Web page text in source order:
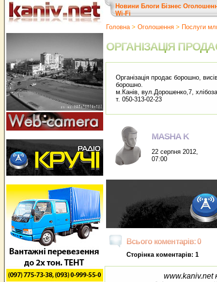
Новини Блоги Бізнес
Wi-Fi
Головна> Оголошення > Послуги
ОРГАНІЗАЦІЯ
Організація продає борошно,
борошно.
м.Канів, вул.Дорошенко,7,
т. 050-313-02-23
MASHA K
22 серпня 2012,
07:00
Всього коментарів: 0
Сторінка коментарів: 1
www.kaniv.net